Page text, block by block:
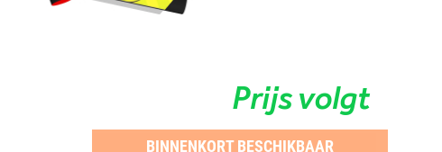
Prijs volgt
BINNENKORT BESCHIKBAAR